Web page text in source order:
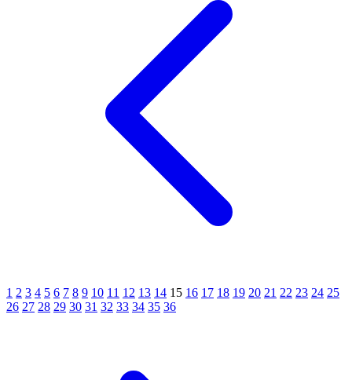
1 2 3 4 5 6 7 8 9 10 11 12 13 14 15 16 17 18 19 20 21 22 23 24 25
26 27 28 29 30 31 32 33 34 35 36